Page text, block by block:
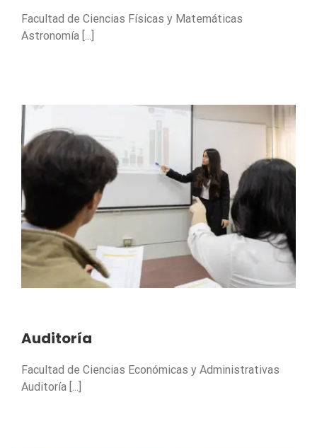
Facultad de Ciencias Físicas y Matemáticas
Astronomía [...]
Auditoría
Facultad de Ciencias Económicas y Administrativas
Auditoría [...]